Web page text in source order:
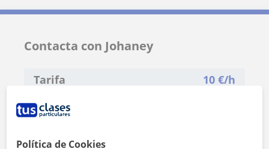
Contacta con Johaney
Tarifa 10 €/h
Política de Cookies